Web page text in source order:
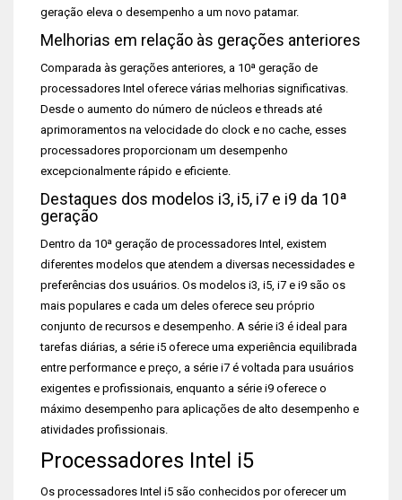
geração eleva o desempenho a um novo patamar.
Melhorias em relação às gerações anteriores
Comparada às gerações anteriores, a 10ª geração de
processadores Intel oferece várias melhorias significativas.
Desde o aumento do número de núcleos e threads até
aprimoramentos na velocidade do clock e no cache, esses
processadores proporcionam um desempenho
excepcionalmente rápido e eficiente.
Destaques dos modelos i3, i5, i7 e i9 da 10ª
geração
Dentro da 10ª geração de processadores Intel, existem
diferentes modelos que atendem a diversas necessidades e
preferências dos usuários. Os modelos i3, i5, i7 e i9 são os
mais populares e cada um deles oferece seu próprio
conjunto de recursos e desempenho. A série i3 é ideal para
tarefas diárias, a série i5 oferece uma experiência equilibrada
entre performance e preço, a série i7 é voltada para usuários
exigentes e profissionais, enquanto a série i9 oferece o
máximo desempenho para aplicações de alto desempenho e
atividades profissionais.
Processadores Intel i5
Os processadores Intel i5 são conhecidos por oferecer um